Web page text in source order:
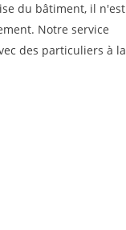
du bâtiment, il n'est
Notre service
des particuliers à la